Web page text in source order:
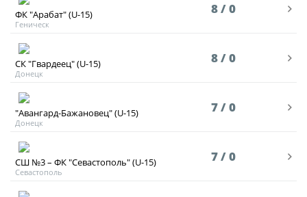
ФК "Арабат" (U-15)
Геническ
8 / 0
СК "Гвардеец" (U-15)
Донецк
8 / 0
"Авангард-Бажановец" (U-15)
Донецк
7 / 0
СШ №3 – ФК "Севастополь" (U-15)
Севастополь
7 / 0